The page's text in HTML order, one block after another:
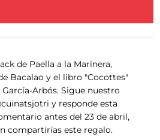
de Paella a la Marinera,
Bacalao y el libro "Cocottes"
Arbós. Sigue nuestro
y responde esta
antes del 23 de abril,
compartirías este regalo.